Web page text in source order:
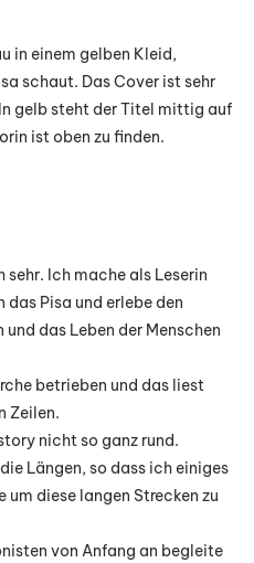
in einem gelben Kleid,
schaut. Das Cover ist sehr
gelb steht der Titel mittig auf
ist oben zu finden.
Ich mache als Leserin
das Pisa und erlebe den
das Leben der Menschen
betrieben und das liest
Zeilen.
nicht so ganz rund.
Längen, so dass ich einiges
diese langen Strecken zu
von Anfang an begleite